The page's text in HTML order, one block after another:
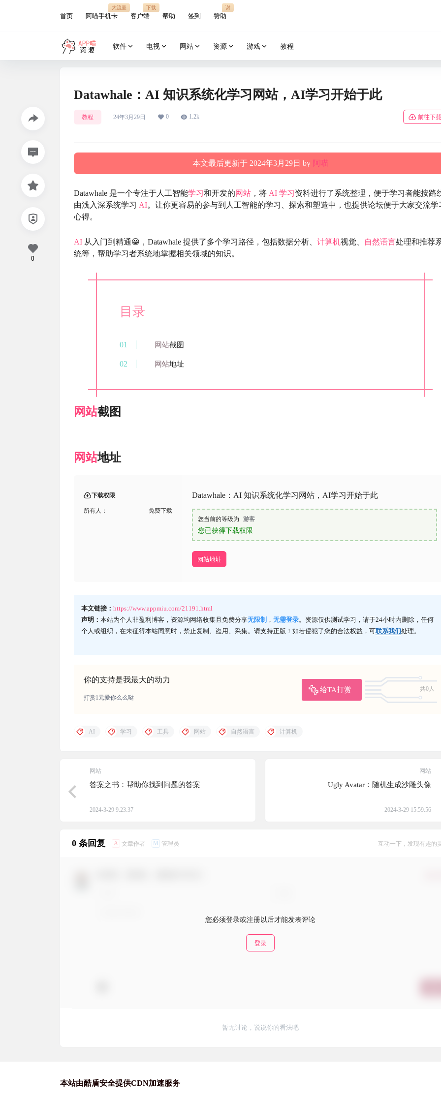
首页 阿喵手机卡
大流量
客户端
下载
帮助 签到 赞助
谢
软件 电视 网站 资源 游戏 教程
Datawhale：AI 知识系统化学习网站，AI学习开始于此
教程 24年3月29日 0 1.2k 前往下载
本文最后更新于 2024年3月29日 by 阿喵
Datawhale 是一个专注于人工智能学习和开发的网站 ，将 AI 学习资料进行了系统整理，便于学习者能按路
由浅入深系统学习 AI。让你更容易的参与到人工智能的学习、探索和塑造中，也提供论坛便于大家交流学
心得。
AI 从入门到精通😀，Datawhale 提供了多个学习路径，包括数据分析、 计算机视觉、 自然语言处理和推荐
统等，帮助学习者系统地掌握相关领域的知识。
目录
网站截图
网站地址
网站截图
网站地址
下载权限
所有人： 免费下载
Datawhale：AI 知识系统化学习网站，AI学习开始于此
您当前的等级为 游客
您已获得下载权限
网站地址
本文链接： https://www.appmiu.com/21191.html
声明： 本站为个人非盈利博客，资源均网络收集且免费分享无限制 ， 无需登录。资源仅供测试学习，请于24小时内删除，任何
个人或组织，在未征得本站同意时，禁止复制、盗用、采集。请支持正版！如若侵犯了您的合法权益，可联系我们处理。
你的支持是我最大的动力
给TA打赏
共0人
打赏1元爱你么么哒
0
AI 学习 工具 网站 自然语言 计算机
网站
答案之书：帮助你找到问题的答案
2024-3-29 9:23:37
网站
Ugly Avatar：随机生成沙雕头像
2024-3-29 15:59:56
0 条回复 A 文章作者 M 管理员 互动一下，发现有趣的
您必须登录或注册以后才能发表评论
登录
暂无讨论，说说你的看法吧
本站由酷盾安全提供CDN加速服务